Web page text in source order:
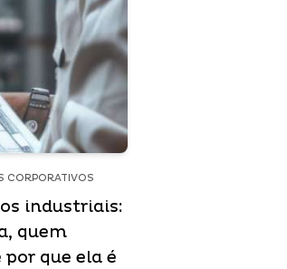
CORPORATIVOS
industriais:
quem
que ela é